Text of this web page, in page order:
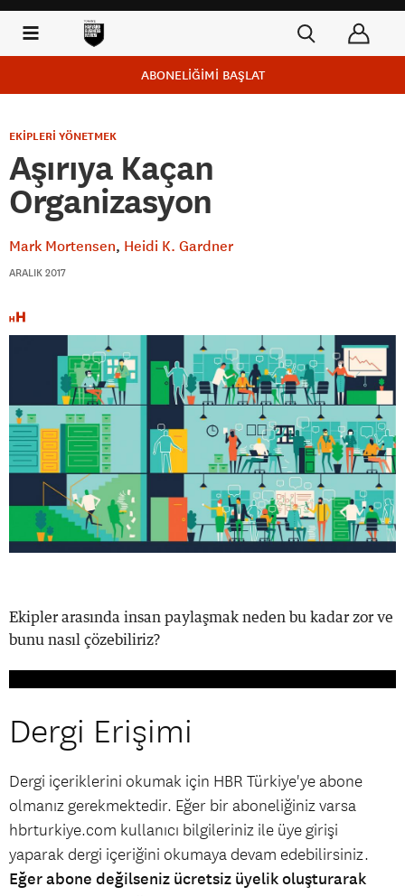
ABONELİĞİMİ BAŞLAT
EKİPLERİ YÖNETMEK
Aşırıya Kaçan
Organizasyon
Mark Mortensen Heidi K. Gardner
ARALIK 2017
Ekipler arasında insan paylaşmak neden bu kadar zor ve
bunu nasıl çözebiliriz?
Dergi Erişimi
Dergi içeriklerini okumak için HBR Türkiye'ye abone
olmanız gerekmektedir. Eğer bir aboneliğiniz varsa
hbrturkiye.com kullanıcı bilgileriniz ile üye girişi
yaparak dergi içeriğini okumaya devam edebilirsiniz.
Eğer abone değilseniz ücretsiz üyelik oluşturarak